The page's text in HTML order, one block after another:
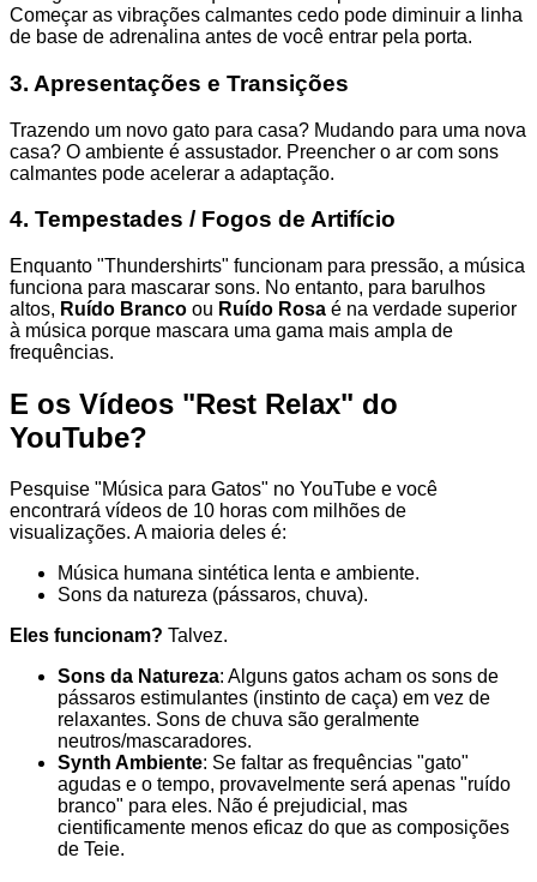
Começar as vibrações calmantes cedo pode diminuir a linha
de base de adrenalina antes de você entrar pela porta.
3. Apresentações e Transições
Trazendo um novo gato para casa? Mudando para uma nova
casa? O ambiente é assustador. Preencher o ar com sons
calmantes pode acelerar a adaptação.
4. Tempestades / Fogos de Artifício
Enquanto "Thundershirts" funcionam para pressão, a música
funciona para mascarar sons. No entanto, para barulhos
altos, Ruído Branco ou Ruído Rosa é na verdade superior
à música porque mascara uma gama mais ampla de
frequências.
E os Vídeos "Rest Relax" do
YouTube?
Pesquise "Música para Gatos" no YouTube e você
encontrará vídeos de 10 horas com milhões de
visualizações. A maioria deles é:
Música humana sintética lenta e ambiente.
Sons da natureza (pássaros, chuva).
Eles funcionam? Talvez.
Sons da Natureza: Alguns gatos acham os sons de
pássaros estimulantes (instinto de caça) em vez de
relaxantes. Sons de chuva são geralmente
neutros/mascaradores.
Synth Ambiente: Se faltar as frequências "gato"
agudas e o tempo, provavelmente será apenas "ruído
branco" para eles. Não é prejudicial, mas
cientificamente menos eficaz do que as composições
de Teie.